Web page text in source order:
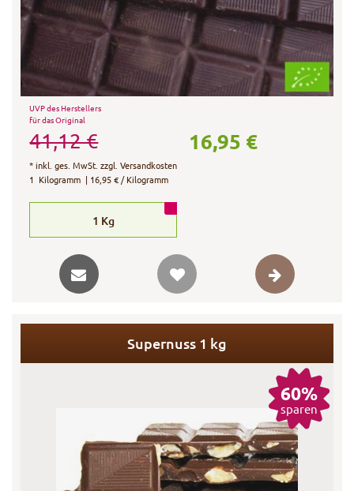
UVP des Herstellers
für das Original
41,12 € 16,95 €
*inkl. ges. MwSt. zzgl.Versandkosten
1 Kilogramm | 16,95 € / Kilogramm
1 Kg
Supernuss 1 kg
60%
sparen